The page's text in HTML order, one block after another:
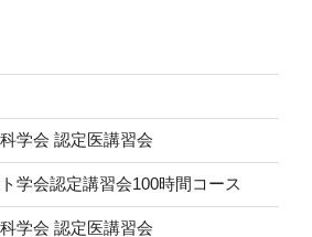
学会 認定医講習会
学会認定講習会100時間コース
学会 認定医講習会